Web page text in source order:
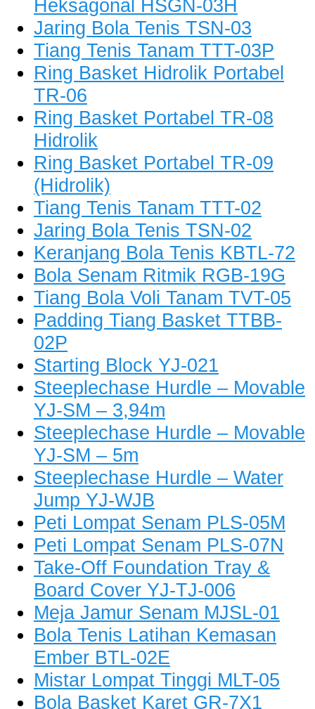
Heksagonal HSGN-03H
Jaring Bola Tenis TSN-03
Tiang Tenis Tanam TTT-03P
Ring Basket Hidrolik Portabel
TR-06
Ring Basket Portabel TR-08
Hidrolik
Ring Basket Portabel TR-09
(Hidrolik)
Tiang Tenis Tanam TTT-02
Jaring Bola Tenis TSN-02
Keranjang Bola Tenis KBTL-72
Bola Senam Ritmik RGB-19G
Tiang Bola Voli Tanam TVT-05
Padding Tiang Basket TTBB-
02P
Starting Block YJ-021
Steeplechase Hurdle – Movable
YJ-SM – 3,94m
Steeplechase Hurdle – Movable
YJ-SM – 5m
Steeplechase Hurdle – Water
Jump YJ-WJB
Peti Lompat Senam PLS-05M
Peti Lompat Senam PLS-07N
Take-Off Foundation Tray &
Board Cover YJ-TJ-006
Meja Jamur Senam MJSL-01
Bola Tenis Latihan Kemasan
Ember BTL-02E
Mistar Lompat Tinggi MLT-05
Bola Basket Karet GR-7X1